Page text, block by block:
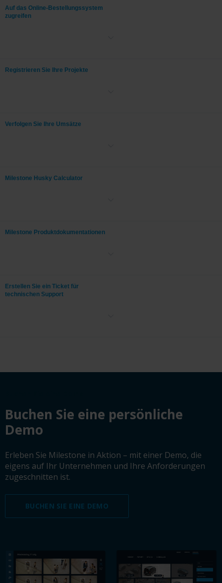
Auf das Online-Bestellungssystem
zugreifen
Registrieren Sie Ihre Projekte
Verfolgen Sie Ihre Umsätze
Milestone Husky Calculator
Milestone Produktdokumentationen
Erstellen Sie ein Ticket für
technischen Support
Buchen Sie eine persönliche
Demo
Erleben Sie Milestone in Aktion – mit einer Demo, die
eigens auf Ihr Unternehmen und Ihre Anforderungen
zugeschnitten ist.
BUCHEN SIE EINE DEMO